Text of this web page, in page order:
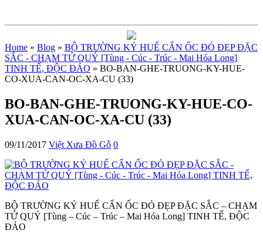
Home » Blog » BỘ TRƯỜNG KỶ HUẾ CẨN ỐC ĐỎ ĐẸP ĐẶC
SẮC - CHẠM TỨ QUÝ [Tùng - Cúc - Trúc - Mai Hóa Long]
TINH TẾ, ĐỘC ĐÁO » BO-BAN-GHE-TRUONG-KY-HUE-
CO-XUA-CAN-OC-XA-CU (33)
BO-BAN-GHE-TRUONG-KY-HUE-CO-
XUA-CAN-OC-XA-CU (33)
09/11/2017 Việt Xưa Đồ Gỗ 0
BỘ TRƯỜNG KỶ HUẾ CẨN ỐC ĐỎ ĐẸP ĐẶC SẮC – CHẠM
TỨ QUÝ [Tùng – Cúc – Trúc – Mai Hóa Long] TINH TẾ, ĐỘC
ĐÁO